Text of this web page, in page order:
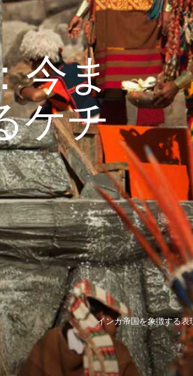
今ま
ケチ
インカ帝国を象徴する表